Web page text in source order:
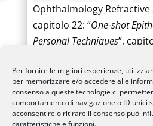
Per fornire le migliori esperienze,
per memorizzare e/o accedere alle
consenso a queste tecnologie ci
comportamento di navigazione o ID unici
acconsentire o ritirare il consenso può
caratteristiche e funzioni.
Ophthalmology Refractive
capitolo 22: “One-shot
Personal Techniques”,
LASIK)”, in Jaypee
Publishers Inc. 2010